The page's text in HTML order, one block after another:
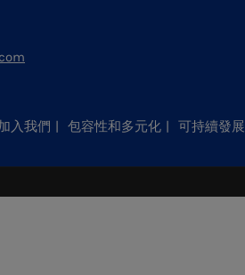
入我們 包容性和多元化 可持續發展